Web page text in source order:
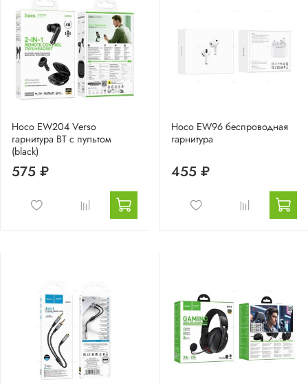
Hoco EW204 Verso
гарнитура BT с пультом
(black)
575 ₽
Hoco EW96 беспроводная
гарнитура
455 ₽